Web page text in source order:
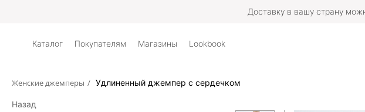
Доставку в вашу страну
Каталог Покупателям Магазины Lookbook
Женские джемперы / Удлиненный джемпер с сердечком
Назад